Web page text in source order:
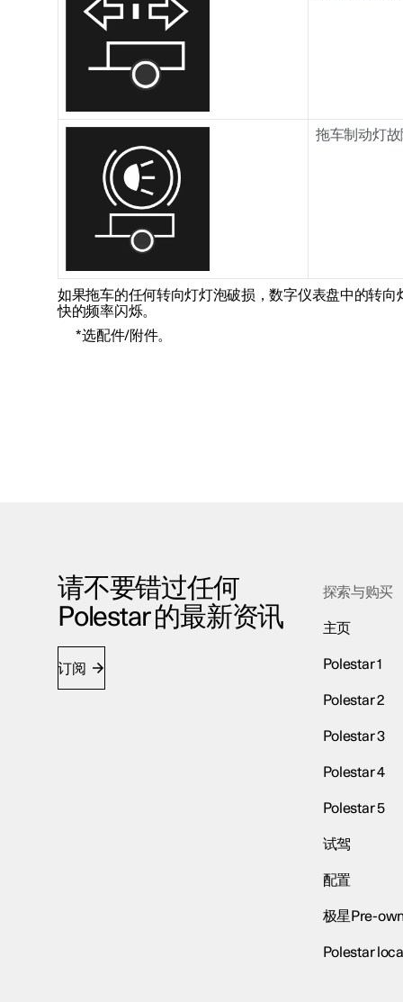
拖车制动灯故
如果拖车的任何转向灯灯泡破损，数字仪表盘中的转向
快的频率闪烁。
*选配件/附件。
请不要错过任何
Polestar 的最新资讯
订阅
探索与购买
主页
Polestar 1
Polestar 2
Polestar 3
Polestar 4
Polestar 5
试驾
配置
极星Pre-
Polestar